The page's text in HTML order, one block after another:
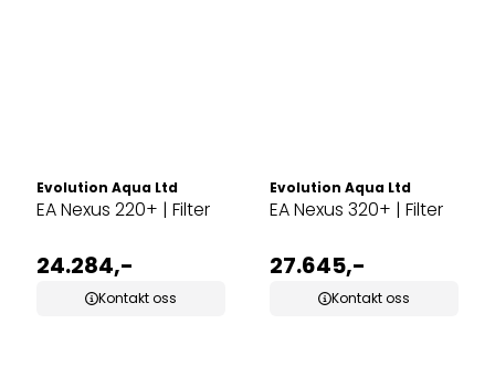
Evolution Aqua Ltd
EA Nexus 220+ | Filter
24.284,-
Kontakt oss
Evolution Aqua Ltd
EA Nexus 320+ | Filter
27.645,-
Kontakt oss